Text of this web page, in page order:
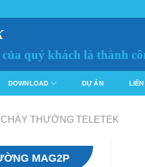
quý khách là thành
DOWNLOAD DỰ ÁN
THƯỜNG TELETEK
MAG2P